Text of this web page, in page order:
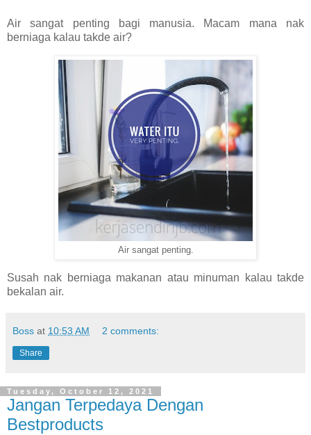
Air sangat penting bagi manusia. Macam mana nak
berniaga kalau takde air?
Air sangat penting.
Susah nak berniaga makanan atau minuman kalau takde
bekalan air.
Boss at 10:53 AM 2 comments:
Share
Tuesday, October 12, 2021
Jangan Terpedaya Dengan
Bestproducts